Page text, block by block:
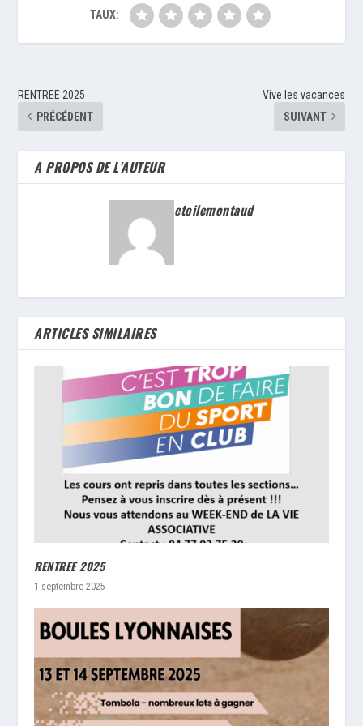
TAUX:
RENTREE 2025
PRÉCÉDENT
Vive les vacances
SUIVANT
A PROPOS DE L'AUTEUR
etoilemontaud
ARTICLES SIMILAIRES
RENTREE 2025
1 septembre 2025